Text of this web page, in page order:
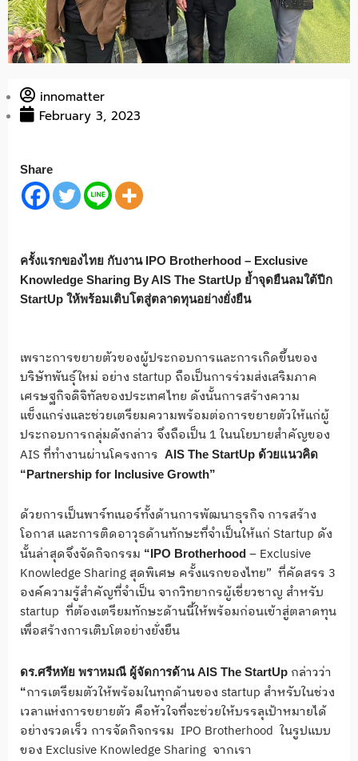
innomatter
February 3, 2023
Share
ครั้งแรกของไทย กับงาน IPO Brotherhood – Exclusive
Knowledge Sharing By AIS The StartUp ย้ำจุดยืนลมใต้ปีก
StartUp ให้พร้อมเติบโตสู่ตลาดทุนอย่างยั่งยืน
เพราะการขยายตัวของผู้ประกอบการและการเกิดขึ้นของ
บริษัทพันธุ์ใหม่ อย่าง startup ถือเป็นการร่วมส่งเสริมภาค
เศรษฐกิจดิจิทัลของประเทศไทย ดังนั้นการสร้างความ
แข็งแกร่งและช่วยเตรียมความพร้อมต่อการขยายตัวให้แก่ผู้
ประกอบการกลุ่มดังกล่าว จึงถือเป็น 1 ในนโยบายสำคัญของ
AIS ที่ทำงานผ่านโครงการ AIS The StartUp ด้วยแนวคิด
“Partnership for Inclusive Growth”
ด้วยการเป็นพาร์ทเนอร์ทั้งด้านการพัฒนาธุรกิจ การสร้าง
โอกาส และการติดอาวุธด้านทักษะที่จำเป็นให้แก่ Startup ดัง
นั้นล่าสุดจึงจัดกิจกรรม “IPO Brotherhood – Exclusive
Knowledge Sharing สุดพิเศษ ครั้งแรกของไทย” ที่คัดสรร 3
องค์ความรู้สำคัญที่จำเป็น จากวิทยากรผู้เชี่ยวชาญ สำหรับ
startup ที่ต้องเตรียมทักษะด้านนี้ให้พร้อมก่อนเข้าสู่ตลาดทุน
เพื่อสร้างการเติบโตอย่างยั่งยืน
ดร.ศรีหทัย พราหมณี ผู้จัดการด้านAIS The StartUp กล่าวว่า
“การเตรียมตัวให้พร้อมในทุกด้านของ startup สำหรับในช่วง
เวลาแห่งการขยายตัว คือหัวใจที่จะช่วยให้บรรลุเป้าหมายได้
อย่างรวดเร็ว การจัดกิจกรรม IPO Brotherhood ในรูปแบบ
ของ Exclusive Knowledge Sharing จากเรา